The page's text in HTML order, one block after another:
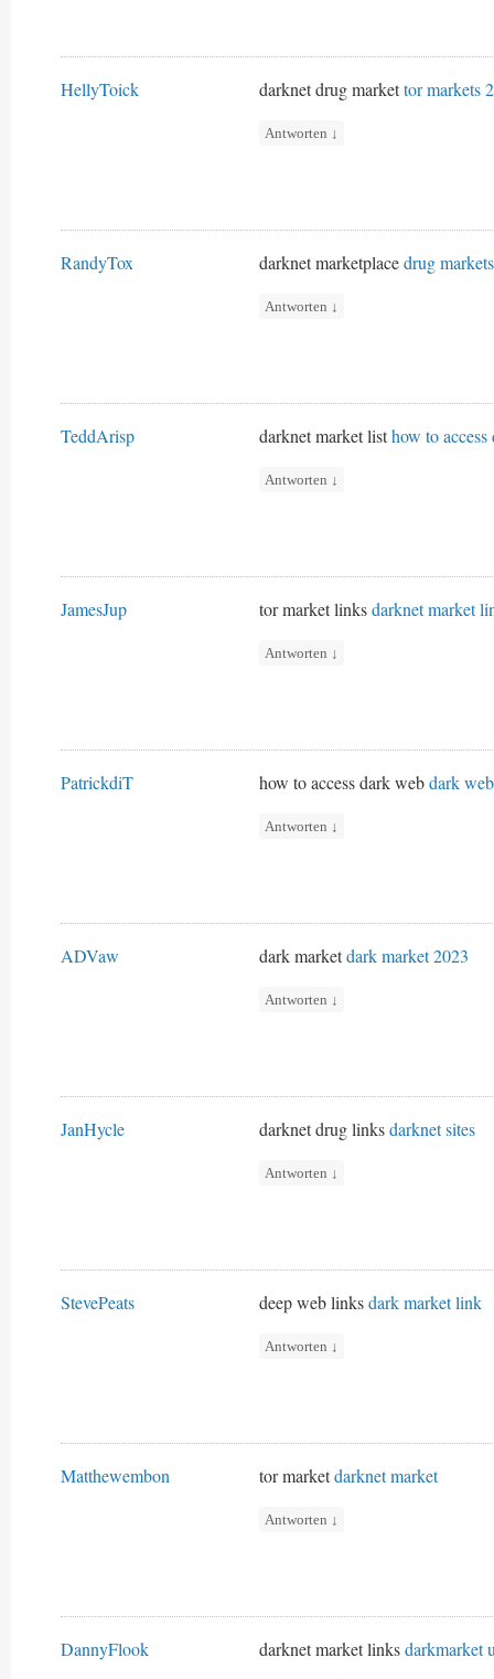
HellyToick darknet drug markettor markets
Antworten ↓
RandyTox darknet marketplacedrug
Antworten ↓
TeddArisp darknet market listhow to
Antworten ↓
JamesJup tor market linksdarknet market
Antworten ↓
PatrickdiT how to access dark webdark
Antworten ↓
ADVaw dark marketdark market 2023
Antworten ↓
JanHycle darknet drug linksdarknet sites
Antworten ↓
StevePeats deep web linksdark market link
Antworten ↓
Matthewembon tor marketdarknet market
Antworten ↓
DannyFlook darknet market linksdarkmarket